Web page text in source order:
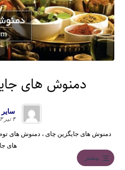
دمنوش های
سایر
۴ تیر ۱۴۰۳
دمنوش های جایگزین چای ، دمنوش های
های
بیشتر